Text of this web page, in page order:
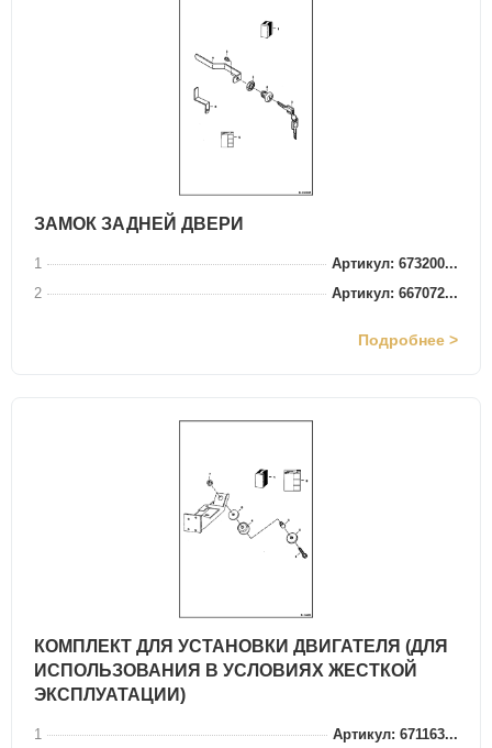
ЗАМОК ЗАДНЕЙ ДВЕРИ
1
Артикул: 673200...
2
Артикул: 667072...
Подробнее >
КОМПЛЕКТ ДЛЯ УСТАНОВКИ ДВИГАТЕЛЯ (ДЛЯ
ИСПОЛЬЗОВАНИЯ В УСЛОВИЯХ ЖЕСТКОЙ
ЭКСПЛУАТАЦИИ)
1
Артикул: 671163...